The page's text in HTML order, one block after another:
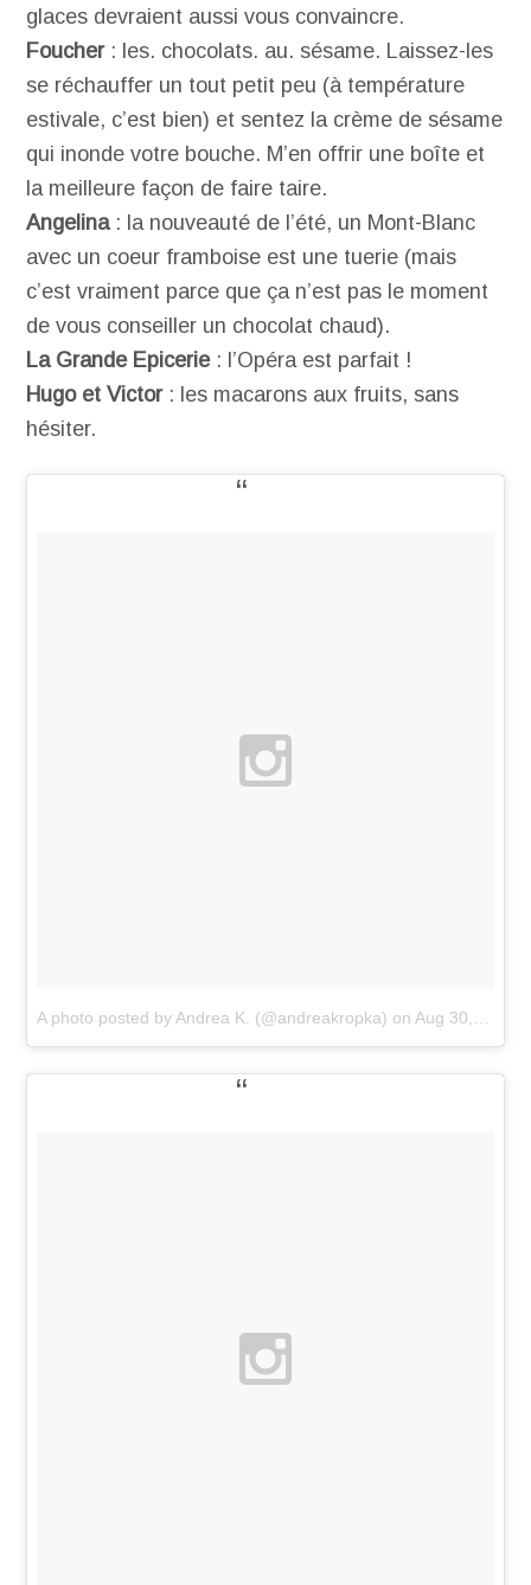
glaces devraient aussi vous convaincre.
Foucher: les. chocolats. au. sésame. Laissez-les
se réchauffer un tout petit peu (à température
estivale, c’est bien) et sentez la crème de sésame
qui inonde votre bouche. M’en offrir une boîte et
la meilleure façon de faire taire.
Angelina: la nouveauté de l’été, un Mont-Blanc
avec un coeur framboise est une tuerie (mais
c’est vraiment parce que ça n’est pas le moment
de vous conseiller un chocolat chaud).
La Grande Epicerie: l’Opéra est parfait !
Hugo et Victor: les macarons aux fruits, sans
hésiter.
A photo posted by Andrea K. (@andreakropka) on Aug 30, 2013 at 7:49am PDT